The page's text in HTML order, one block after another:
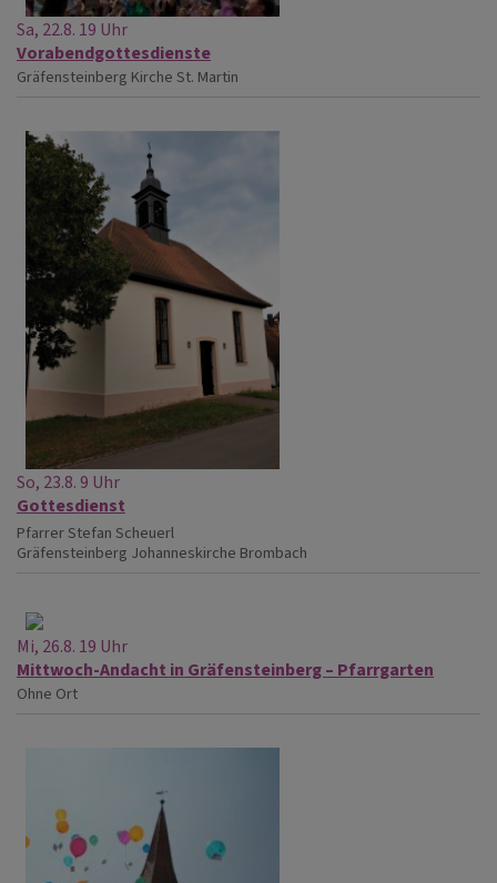
Sa, 22.8. 19 Uhr
Vorabendgottesdienste
Gräfensteinberg Kirche St. Martin
So, 23.8. 9 Uhr
Gottesdienst
Pfarrer Stefan Scheuerl
Gräfensteinberg Johanneskirche Brombach
Mi, 26.8. 19 Uhr
Mittwoch-Andacht in Gräfensteinberg – Pfarrgarten
Ohne Ort